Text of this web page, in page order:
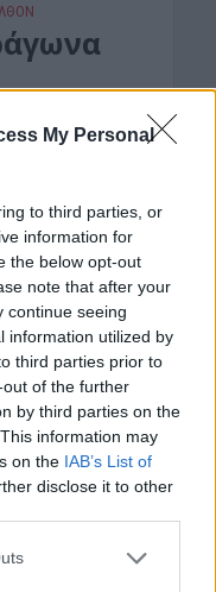
My Personal
to third parties, or
information for
the below opt-out
note that after your
continue seeing
information utilized by
third parties prior to
of the further
by third parties on the
information may
on the IAB’s List of
disclose it to other
της παλιάς
των